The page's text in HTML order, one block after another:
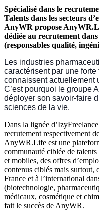
Spécialisé dans le
Talents dans les secteurs
AnyWR propose
dédiée au recrutement dans
(responsables qualité,
Les industries
caractérisent par une
connaissent actuellement
C’est pourquoi le groupe
déployer son savoir-faire
sciences de la vie.
Dans la lignée
recrutement respectivement
AnyWR.Life est une
communauté ciblée de
et mobiles, des offres
contenus ciblés mais surtout,
France et à l’international
(biotechnologie,
médicaux, cosmétique et
fait le succès de AnyWR.